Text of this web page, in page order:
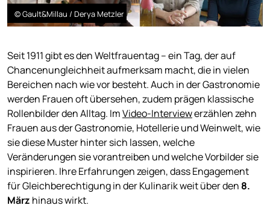
© Gault&Millau / Derya Metzler
Seit 1911 gibt es den Weltfrauentag – ein Tag, der auf
Chancenungleichheit aufmerksam macht, die in vielen
Bereichen nach wie vor besteht. Auch in der Gastronomie
werden Frauen oft übersehen, zudem prägen klassische
Rollenbilder den Alltag. ImVideo-Interviewerzählen zehn
Frauen aus der Gastronomie, Hotellerie und Weinwelt, wie
sie diese Muster hinter sich lassen, welche
Veränderungen sie vorantreiben und welche Vorbilder sie
inspirieren. Ihre Erfahrungen zeigen, dass Engagement
für Gleichberechtigung in der Kulinarik weit über den 8.
März hinaus wirkt.